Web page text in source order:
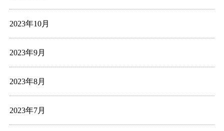
2023年10月
2023年9月
2023年8月
2023年7月